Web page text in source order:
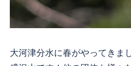
大河津分水に春がやってきま